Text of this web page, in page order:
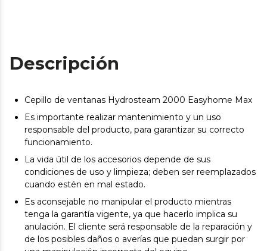
Descripción
Cepillo de ventanas Hydrosteam 2000 Easyhome Max
Es importante realizar mantenimiento y un uso
responsable del producto, para garantizar su correcto
funcionamiento.
La vida útil de los accesorios depende de sus
condiciones de uso y limpieza; deben ser reemplazados
cuando estén en mal estado.
Es aconsejable no manipular el producto mientras
tenga la garantía vigente, ya que hacerlo implica su
anulación. El cliente será responsable de la reparación y
de los posibles daños o averías que puedan surgir por